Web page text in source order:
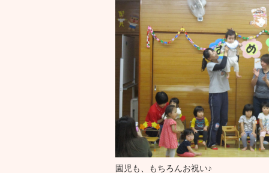
園児も、もちろんお祝い♪